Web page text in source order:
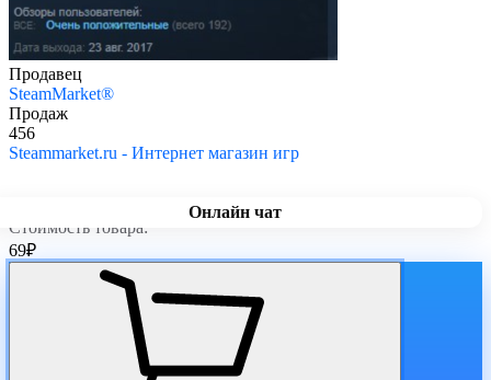
Онлайн чат
Продавец
SteamMarket®
Продаж
456
Steammarket.ru - Интернет магазин игр
Стоимость товара:
69₽